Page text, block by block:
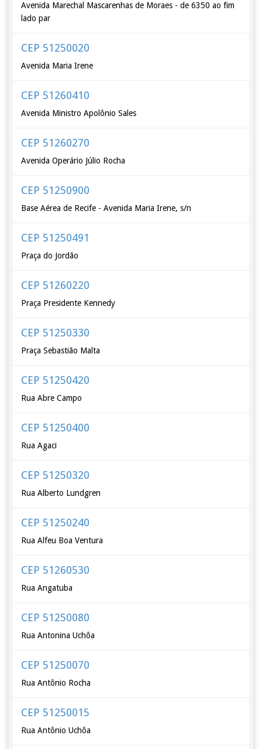
Avenida Marechal Mascarenhas de Moraes - de 6350 ao fim
lado par
CEP 51250020
Avenida Maria Irene
CEP 51260410
Avenida Ministro Apolônio Sales
CEP 51260270
Avenida Operário Júlio Rocha
CEP 51250900
Base Aérea de Recife - Avenida Maria Irene, s/n
CEP 51250491
Praça do Jordão
CEP 51260220
Praça Presidente Kennedy
CEP 51250330
Praça Sebastião Malta
CEP 51250420
Rua Abre Campo
CEP 51250400
Rua Agaci
CEP 51250320
Rua Alberto Lundgren
CEP 51250240
Rua Alfeu Boa Ventura
CEP 51260530
Rua Angatuba
CEP 51250080
Rua Antonina Uchôa
CEP 51250070
Rua Antônio Rocha
CEP 51250015
Rua Antônio Uchôa